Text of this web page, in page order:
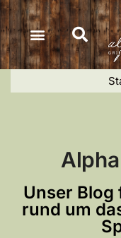
springen
Unser Blog
rund um